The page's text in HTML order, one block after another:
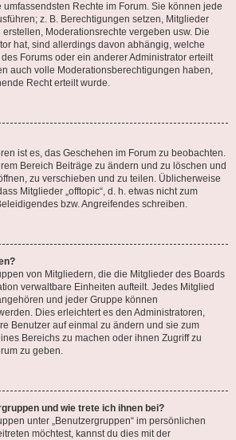
Rechte im Forum. Sie können jede
z. B. Berechtigungen setzen, Mitglieder
Moderationsrechte vergeben usw. Die
hat, sind allerdings davon abhängig, welche
Forums oder ein anderer Administrator erteilt
auch volle Moderationsberechtigungen haben,
Recht erteilt wurde.
ist es, das Geschehen im Forum zu beobachten.
Bereich Beiträge zu ändern und zu löschen und
zu verschieben und zu teilen. Üblicherweise
Mitglieder „offtopic“, d. h. etwas nicht zum
bzw. Angreifendes schreiben.
von Mitgliedern, die die Mitglieder des Boards
verwaltbare Einheiten aufteilt. Jedes Mitglied
und jeder Gruppe können
Dies erleichtert es den Administratoren,
Benutzer auf einmal zu ändern und sie zum
Bereichs zu machen oder ihnen Zugriff zu
zu geben.
und wie trete ich ihnen bei?
unter „Benutzergruppen“ im persönlichen
möchtest, kannst du dies mit der